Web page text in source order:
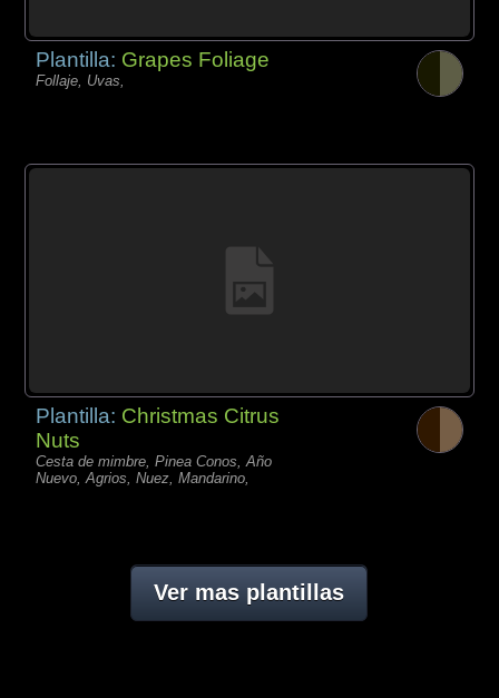
Plantilla: Grapes Foliage
Follaje, Uvas,
Plantilla: Christmas Citrus
Nuts
Cesta de mimbre, Pinea Conos, Año
Nuevo, Agrios, Nuez, Mandarino,
Ver mas plantillas